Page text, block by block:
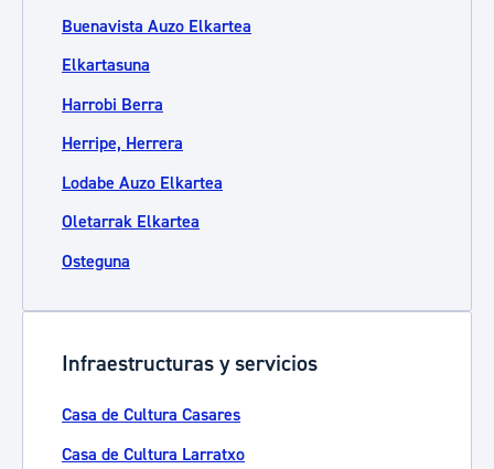
Buenavista Auzo Elkartea
Elkartasuna
Harrobi Berra
Herripe, Herrera
Lodabe Auzo Elkartea
Oletarrak Elkartea
Osteguna
Infraestructuras y servicios
Casa de Cultura Casares
Casa de Cultura Larratxo